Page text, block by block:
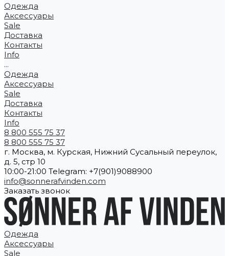
Одежда
Аксессуары
Sale
Доставка
Контакты
Info
...
Одежда
Аксессуары
Sale
Доставка
Контакты
Info
8 800 555 75 37
8 800 555 75 37
г. Москва, м. Курская, Нижний Сусальный переулок,
д. 5, стр 10
10:00-21:00 Telegram: +7(901)9088900
info@sonnerafvinden.com
Заказать звонок
Одежда
Аксессуары
Sale